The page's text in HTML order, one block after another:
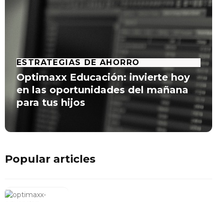
ESTRATEGIAS DE AHORRO
Optimaxx Educación: invierte hoy
en las oportunidades del mañana
para tus hijos
Popular articles